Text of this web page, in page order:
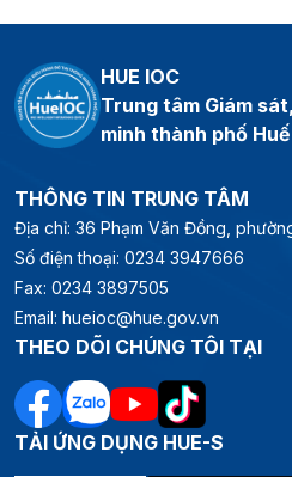
HUE IOC
Trung tâm Giám
minh thành phố Huế
THÔNG TIN TRUNG TÂM
Địa chỉ: 36 Phạm Văn Đồng,
Số điện thoại: 0234 3947666
Fax: 0234 3897505
Email: hueioc@hue.gov.vn
THEO DÕI CHÚNG TÔI TẠI
TẢI ỨNG DỤNG HUE-S